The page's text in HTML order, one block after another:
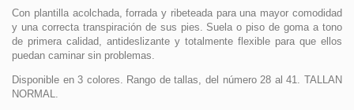
Con plantilla acolchada, forrada y ribeteada para una mayor comodidad
y una correcta transpiración de sus pies. Suela o piso de goma a tono
de primera calidad, antideslizante y totalmente flexible para que ellos
puedan caminar sin problemas.
Disponible en 3 colores. Rango de tallas, del número 28 al 41. TALLAN
NORMAL.